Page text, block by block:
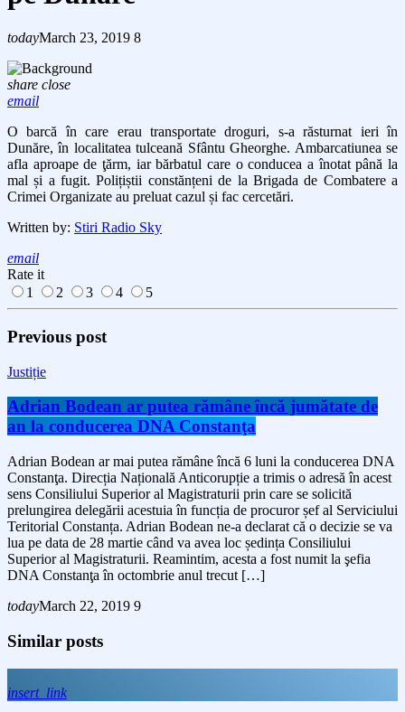
todayMarch 23, 2019 8
share close
email
O barcă în care erau transportate droguri, s-a răsturnat ieri în
Dunăre, în localitatea tulceană Sfântu Gheorghe. Ambarcatiunea se
afla aproape de ţărm, iar bărbatul care o conducea a înotat până la
mal și a fugit. Polițiștii constănțeni de la Brigada de Combatere a
Crimei Organizate au preluat cazul și fac cercetări.
Written by: Stiri Radio Sky
email
Rate it
1
2 3 4 5
Previous post
Justiție
Adrian Bodean ar putea rămâne încă jumătate de
an la conducerea DNA Constanţa
Adrian Bodean ar mai putea rămâne încă 6 luni la conducerea DNA
Constanţa. Direcția Națională Anticorupție a trimis o adresă în acest
sens Consiliului Superior al Magistraturii prin care se solicită
prelungirea delegării acestuia în funcția de procuror șef al Serviciului
Teritorial Constanța. Adrian Bodean ne-a declarat că o decizie se va
lua pe data de 28 martie când va avea loc ședința Consiliului
Superior al Magistraturii. Reamintim, acesta a fost numit la şefia
DNA Constanţa în octombrie anul trecut […]
todayMarch 22, 2019 9
Similar posts
insert_link